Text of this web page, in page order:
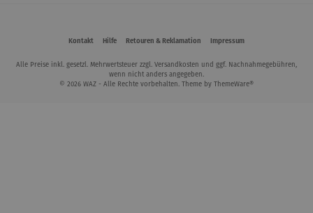
Kontakt Hilfe Retouren & Reklamation Impressum
Alle Preise inkl. gesetzl. Mehrwertsteuer zzgl. Versandkosten und ggf. Nachnahmegebühren,
wenn nicht anders angegeben.
© 2026 WAZ - Alle Rechte vorbehalten. Theme by ThemeWare®